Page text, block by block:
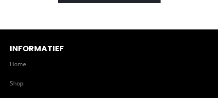
INFORMATIEF
Home
Shop